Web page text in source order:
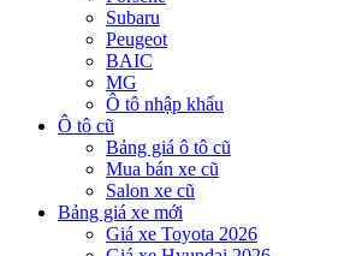
Subaru
Peugeot
BAIC
MG
Ô tô nhập khẩu
Ô tô cũ
Bảng giá ô tô cũ
Mua bán xe cũ
Salon xe cũ
Bảng giá xe mới
Giá xe Toyota 2026